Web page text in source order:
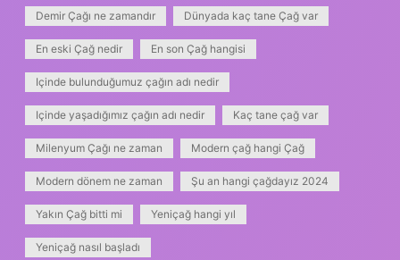
Demir Çağı ne zamandır Dünyada kaç tane Çağ var
En eski Çağ nedir En son Çağ hangisi
Içinde bulunduğumuz çağın adı nedir
Içinde yaşadığımız çağın adı nedir Kaç tane çağ var
Milenyum Çağı ne zaman Modern çağ hangi Çağ
Modern dönem ne zaman Şu an hangi çağdayız 2024
Yakın Çağ bitti mi Yeniçağ hangi yıl
Yeniçağ nasıl başladı